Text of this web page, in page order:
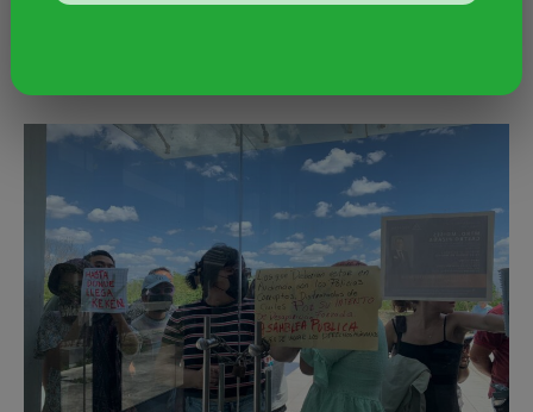
Detenciones arbitrarias en